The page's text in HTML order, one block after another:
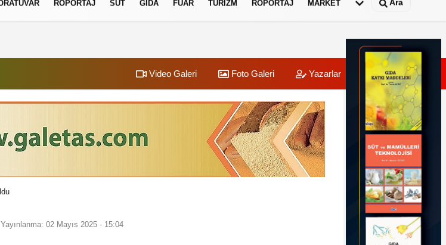
RÖPORTAJ SÜT GIDA FUAR TURIZM RÖPORTAJ MARKET Ara
Video Galeri Foto Galeri Yazarlar Üye Paneli
Yayınlanma: 02 Mayıs 2025 - 15:04